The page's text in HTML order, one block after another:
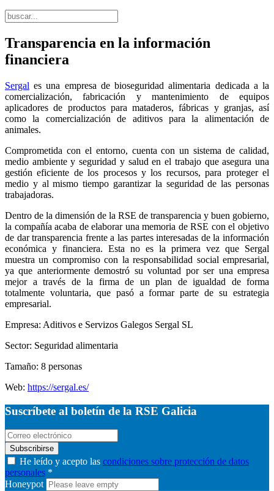
Transparencia en la información
financiera
Sergal es una empresa de bioseguridad alimentaria dedicada a la
comercialización, fabricación y mantenimiento de equipos
aplicadores de productos para mataderos, fábricas y granjas, así
como la comercialización de aditivos para la alimentación de
animales.
Comprometida con el entorno, cuenta con un sistema de calidad,
medio ambiente y seguridad y salud en el trabajo que asegura una
gestión eficiente de los procesos y los recursos, para proteger el
medio y al mismo tiempo garantizar la seguridad de las personas
trabajadoras.
Dentro de la dimensión de la RSE de transparencia y buen gobierno,
la compañía acaba de elaborar una memoria de RSE con el objetivo
de dar transparencia frente a las partes interesadas de la información
económica y financiera. Esta no es la primera vez que Sergal
muestra un compromiso con la responsabilidad social empresarial,
ya que anteriormente demostró su voluntad por ser una empresa
mejor a través de la firma de un plan de igualdad de forma
totalmente voluntaria, que pasó a formar parte de su estrategia
empresarial.
Empresa: Aditivos e Servizos Galegos Sergal SL
Sector: Seguridad alimentaria
Tamaño: 8 personas
Web: https://sergal.es/
Suscríbete al boletín de la RSE Galicia
Subscribirse
He leído y acepto las condiciones sobre protección de datos
personales *
Honeypot